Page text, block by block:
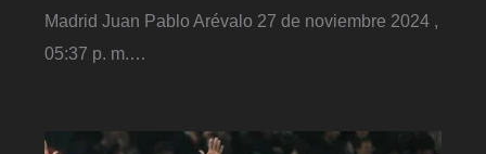
Madrid Juan Pablo Arévalo 27 de noviembre 2024 ,
05:37 p. m.…